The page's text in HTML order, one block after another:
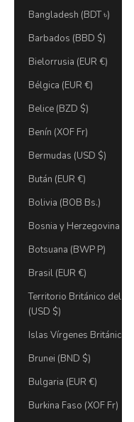
Bangladesh (BDT ৳)
Barbados (BBD $)
Bielorrusia (EUR €)
Bélgica (EUR €)
Belice (BZD $)
Benín (XOF Fr)
Bermudas (USD $)
Bután (EUR €)
Bolivia (BOB Bs.)
Bosnia y Herzegovina
Botsuana (BWP P)
Brasil (EUR €)
Territorio Británico del
(USD $)
Islas Vírgenes Británicas
Brunei (BND $)
Bulgaria (EUR €)
Burkina Faso (XOF Fr)